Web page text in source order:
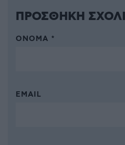
ΠΡΟΣΘΗΚΗ
ΌΝΟΜΑ *
EMAIL